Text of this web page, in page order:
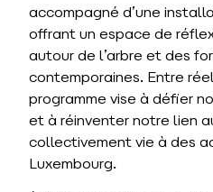
accompagné d’une
offrant un espace de
autour de l’arbre et des
contemporaines. Entre
programme vise à défier
et à réinventer notre lien
collectivement vie à des
Luxembourg.